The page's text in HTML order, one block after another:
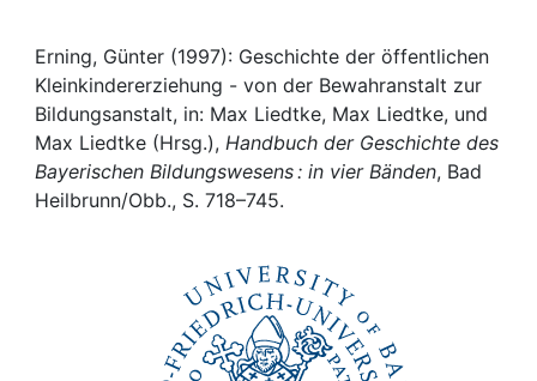
Awards
My FIS
Help
Erning, Günter (1997): Geschichte der öffentlichen
Kleinkindererziehung - von der Bewahranstalt zur
Bildungsanstalt, in: Max Liedtke, Max Liedtke, und
Max Liedtke (Hrsg.), Handbuch der Geschichte des
Bayerischen Bildungswesens : in vier Bänden, Bad
Heilbrunn/Obb., S. 718–745.